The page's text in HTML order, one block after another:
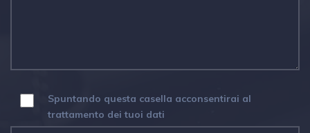
Spuntando questa casella acconsentirai al
trattamento dei tuoi dati